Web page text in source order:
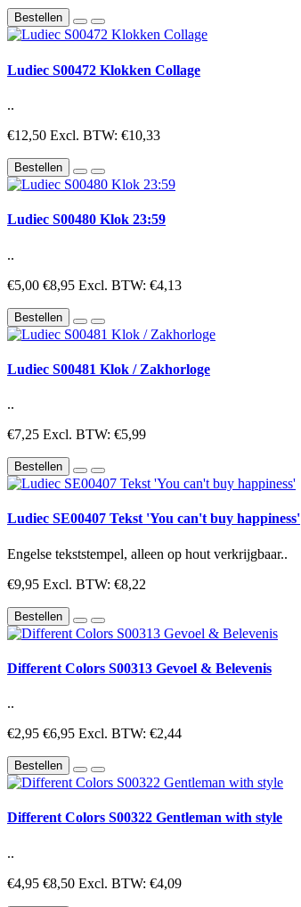
Bestellen
Ludiec S00472 Klokken Collage
..
€12,50 Excl. BTW: €10,33
Bestellen
Ludiec S00480 Klok 23:59
..
€5,00 €8,95 Excl. BTW: €4,13
Bestellen
Ludiec S00481 Klok / Zakhorloge
..
€7,25 Excl. BTW: €5,99
Bestellen
Ludiec SE00407 Tekst 'You can't buy happiness'
Engelse tekststempel, alleen op hout verkrijgbaar..
€9,95 Excl. BTW: €8,22
Bestellen
Different Colors S00313 Gevoel & Belevenis
..
€2,95 €6,95 Excl. BTW: €2,44
Bestellen
Different Colors S00322 Gentleman with style
..
€4,95 €8,50 Excl. BTW: €4,09